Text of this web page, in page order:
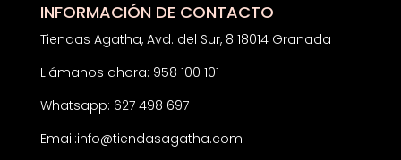
INFORMACIÓN DE CONTACTO
Tiendas Agatha, Avd. del Sur, 8 18014 Granada
Llámanos ahora: 958 100 101
Whatsapp: 627 498 697
Email:info@tiendasagatha.com